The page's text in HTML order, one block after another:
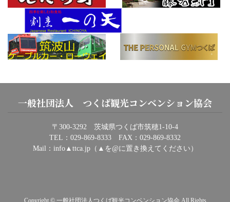
一般社団法人 つくば観光コンベンション協会
〒300-3292 茨城県つくば市筑穂1-10-4
TEL：029-869-8333 FAX：029-869-8332
Mail：info▲ttca.jp（▲を@に置き換えてください）
Copyright © 一般社団法人つくば観光コンベンション協会 All Rights